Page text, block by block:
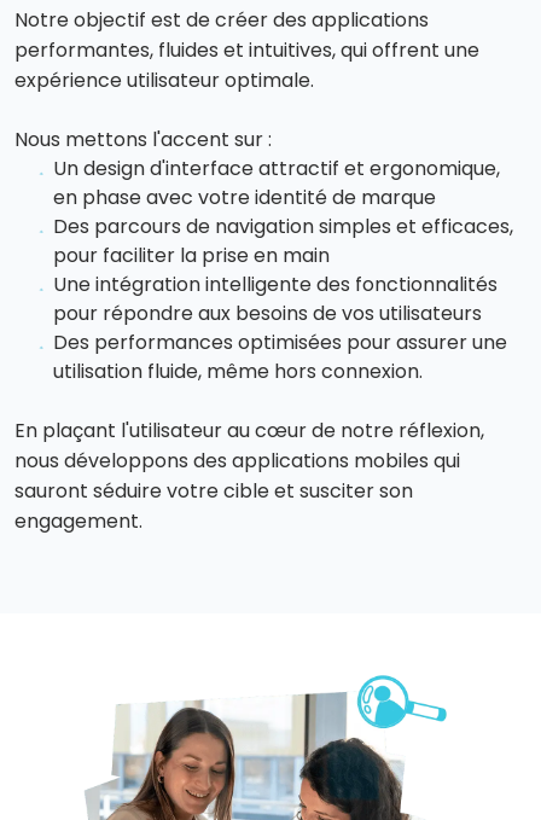
Notre objectif est de créer des applications
performantes, fluides et intuitives, qui offrent une
expérience utilisateur optimale.
Nous mettons l'accent sur :
Un design d'interface attractif et ergonomique,
en phase avec votre identité de marque
Des parcours de navigation simples et efficaces,
pour faciliter la prise en main
Une intégration intelligente des fonctionnalités
pour répondre aux besoins de vos utilisateurs
Des performances optimisées pour assurer une
utilisation fluide, même hors connexion.
En plaçant l'utilisateur au cœur de notre réflexion,
nous développons des applications mobiles qui
sauront séduire votre cible et susciter son
engagement.